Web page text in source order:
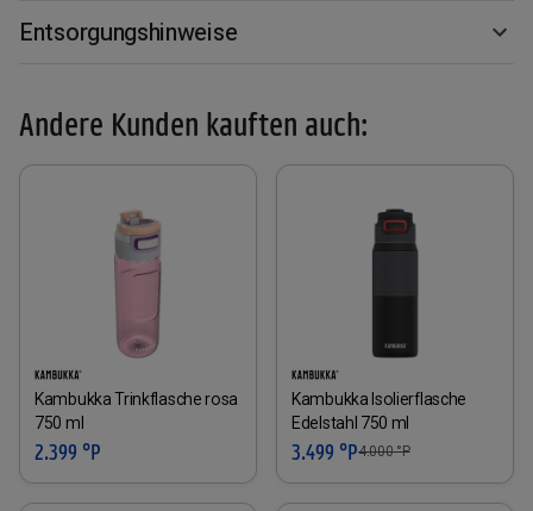
Entsorgungshinweise
Andere Kunden kauften auch:
Kambukka Trinkflasche rosa
750 ml
2.399 °P
Kambukka Isolierflasche
Edelstahl 750 ml
3.499 °P4.000°P